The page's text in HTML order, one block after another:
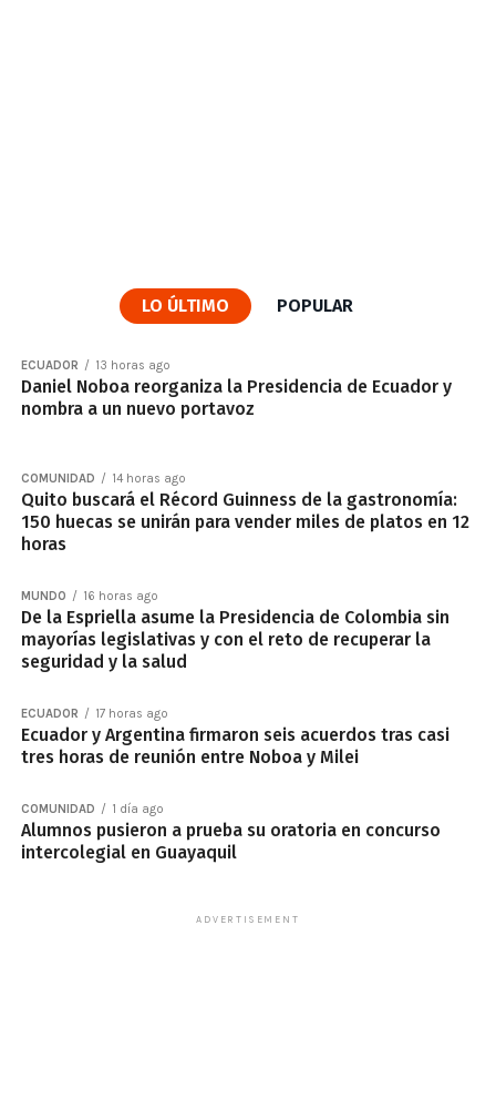
LO ÚLTIMO POPULAR
ECUADOR 13 horas ago
Daniel Noboa reorganiza la Presidencia de Ecuador y
nombra a un nuevo portavoz
COMUNIDAD 14 horas ago
Quito buscará el Récord Guinness de la gastronomía:
150 huecas se unirán para vender miles de platos en 12
horas
MUNDO 16 horas ago
De la Espriella asume la Presidencia de Colombia sin
mayorías legislativas y con el reto de recuperar la
seguridad y la salud
ECUADOR 17 horas ago
Ecuador y Argentina firmaron seis acuerdos tras casi
tres horas de reunión entre Noboa y Milei
COMUNIDAD 1 día ago
Alumnos pusieron a prueba su oratoria en concurso
intercolegial en Guayaquil
ADVERTISEMENT